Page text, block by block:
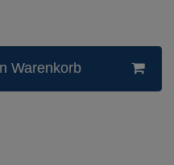
Warenkorb